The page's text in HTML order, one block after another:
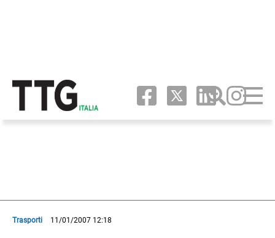
Trasporti 11/01/2007 12:18